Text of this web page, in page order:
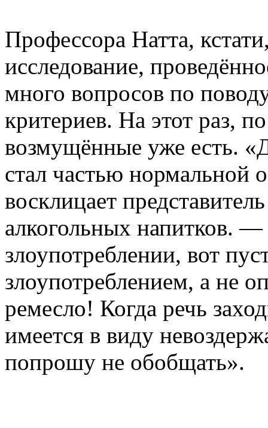
Профессора Натта,
исследование,
много вопросов по
критериев. На этот раз,
возмущённые уже есть.
стал частью
восклицает
алкогольных напитков.
злоупотреблении, вот
злоупотреблением, а не
ремесло! Когда речь
имеется в виду
попрошу не обобщать».